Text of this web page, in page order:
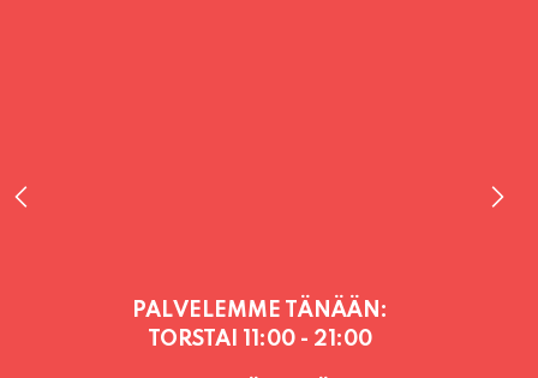
PALVELEMME TÄNÄÄN:
TORSTAI 11:00 - 21:00